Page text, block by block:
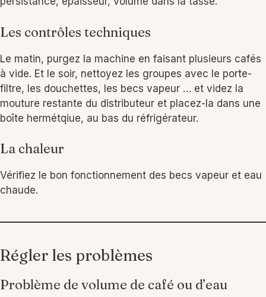
Les contrôles techniques
Le matin, purgez la machine en faisant plusieurs cafés
à vide. Et le soir, nettoyez les groupes avec le porte-
filtre, les douchettes, les becs vapeur … et videz la
mouture restante du distributeur et placez-la dans une
boîte hermétqiue, au bas du réfrigérateur.
La chaleur
Vérifiez le bon fonctionnement des becs vapeur et eau
chaude.
Régler les problèmes
Problème de volume de café ou d’eau